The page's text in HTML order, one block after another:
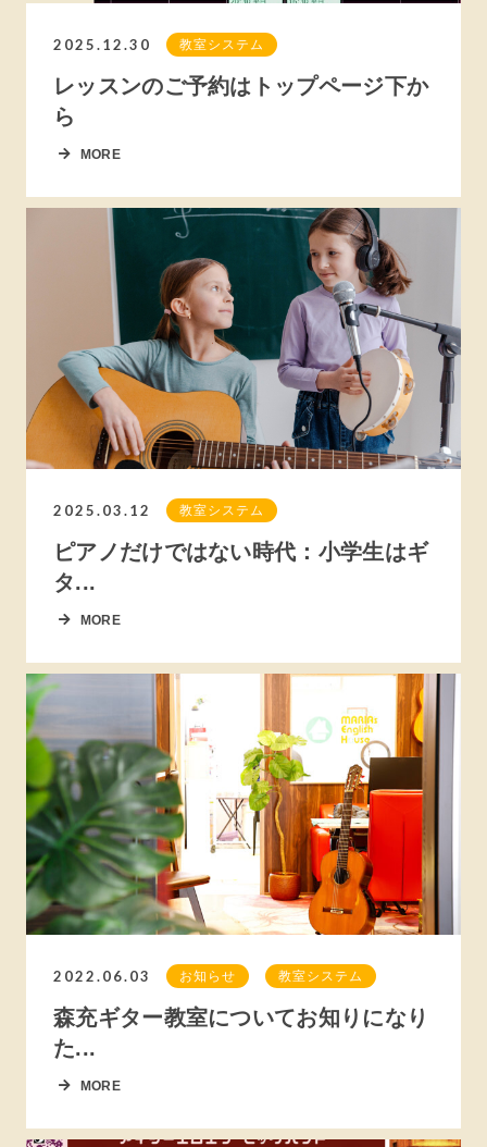
2025.12.30 教室システム
レッスンのご予約はトップページ下か
ら
MORE
2025.03.12 教室システム
ピアノだけではない時代：小学生はギ
タ...
MORE
2022.06.03 お知らせ 教室システム
森充ギター教室についてお知りになり
た...
MORE